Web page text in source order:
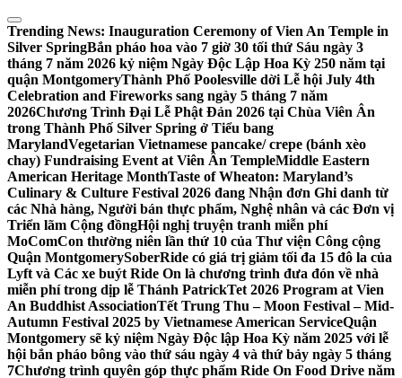
Skip
to
content
Trending News: Inauguration Ceremony of Vien An Temple in
Silver SpringBắn pháo hoa vào 7 giờ 30 tối thứ Sáu ngày 3
tháng 7 năm 2026 kỷ niệm Ngày Độc Lập Hoa Kỳ 250 năm tại
quận MontgomeryThành Phố Poolesville dời Lễ hội July 4th
Celebration and Fireworks sang ngày 5 tháng 7 năm
2026Chương Trình Đại Lễ Phật Đản 2026 tại Chùa Viên Ân
trong Thành Phố Silver Spring ở Tiểu bang
MarylandVegetarian Vietnamese pancake/ crepe (bánh xèo
chay) Fundraising Event at Viên Ân TempleMiddle Eastern
American Heritage MonthTaste of Wheaton: Maryland’s
Culinary & Culture Festival 2026 đang Nhận đơn Ghi danh từ
các Nhà hàng, Người bán thực phẩm, Nghệ nhân và các Đơn vị
Triển lãm Cộng đồngHội nghị truyện tranh miễn phí
MoComCon thường niên lần thứ 10 của Thư viện Công cộng
Quận MontgomerySoberRide có giá trị giảm tối đa 15 đô la của
Lyft và Các xe buýt Ride On là chương trình đưa đón về nhà
miễn phí trong dịp lễ Thánh PatrickTet 2026 Program at Vien
An Buddhist AssociationTết Trung Thu – Moon Festival – Mid-
Autumn Festival 2025 by Vietnamese American ServiceQuận
Montgomery sẽ kỷ niệm Ngày Độc lập Hoa Kỳ năm 2025 với lễ
hội bắn pháo bông vào thứ sáu ngày 4 và thứ bảy ngày 5 tháng
7Chương trình quyên góp thực phẩm Ride On Food Drive năm